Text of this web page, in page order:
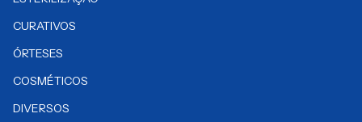
CURATIVOS
ÓRTESES
COSMÉTICOS
DIVERSOS